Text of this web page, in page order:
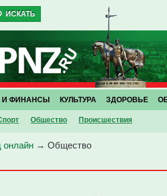
Общество Проиcшествия
И ФИНАНСЫ КУЛЬТУРА ЗДОРОВЬЕ
онлайн → Общество